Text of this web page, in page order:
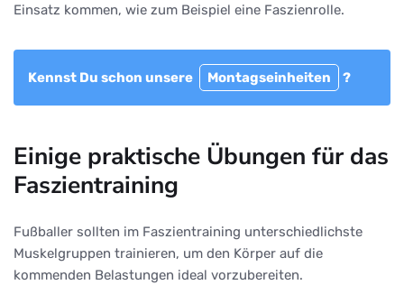
Einsatz kommen, wie zum Beispiel eine Faszienrolle.
Kennst Du schon unsere Montagseinheiten ?
Einige praktische Übungen für das
Faszientraining
Fußballer sollten im Faszientraining unterschiedlichste
Muskelgruppen trainieren, um den Körper auf die
kommenden Belastungen ideal vorzubereiten.